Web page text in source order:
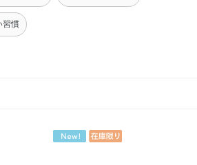
習慣